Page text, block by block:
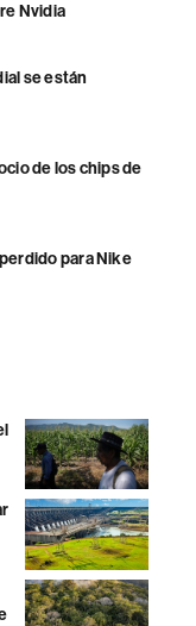
Nvidia
se están
de los chips de
para Nike